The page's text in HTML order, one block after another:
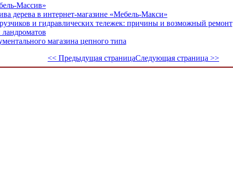
Массив»
дерева в интернет-магазине «Мебель-Макси»
и гидравлических тележек: причины и возможный ремонт
магазина цепного типа
<< Предыдущая страницаСледующая страница >>